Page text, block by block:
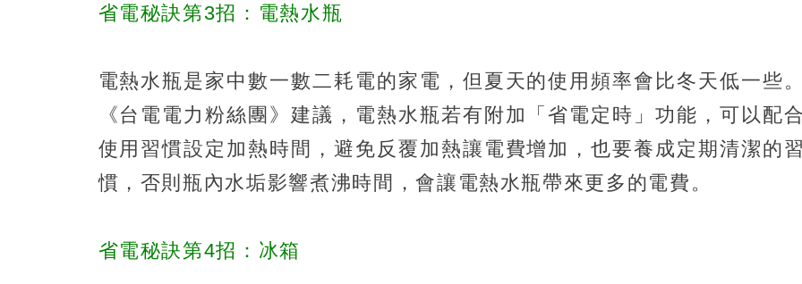
省電秘訣第3招：電熱水瓶
電熱水瓶是家中數一數二耗電的家電，但夏天的使用頻率會比冬天低一些。
《台電電力粉絲團》建議，電熱水瓶若有附加「省電定時」功能，可以配合
使用習慣設定加熱時間，避免反覆加熱讓電費增加，也要養成定期清潔的習
慣，否則瓶內水垢影響煮沸時間，會讓電熱水瓶帶來更多的電費。
省電秘訣第4招：冰箱